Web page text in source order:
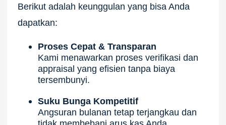
Berikut adalah keunggulan yang bisa Anda
dapatkan:
Proses Cepat & Transparan
Kami menawarkan proses verifikasi dan
appraisal yang efisien tanpa biaya
tersembunyi.
Suku Bunga Kompetitif
Angsuran bulanan tetap terjangkau dan